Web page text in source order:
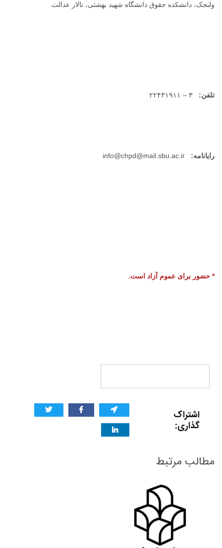
ولنجک، دانشکده حقوق دانشگاه شهید بهشتی، تالار عدالت.
تلفن:
رایانامه: info@chpd@mail.sbu.ac.ir
* حضور برای عموم آزاد است.
اشتراک
گذاری:
مطالب مرتبط